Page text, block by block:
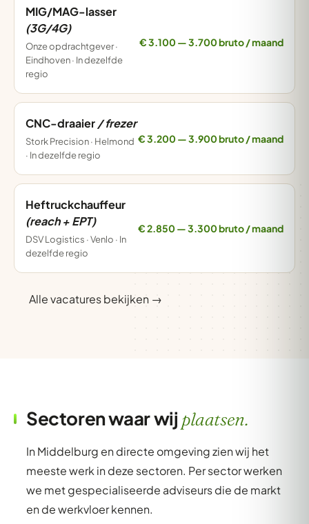
MIG/MAG-lasser
(3G/4G)
Onze opdrachtgever ·
Eindhoven · In dezelfde
regio
€ 3.100 — 3.700 bruto / maand
CNC-draaier / frezer
Stork Precision · Helmond
· In dezelfde regio
€ 3.200 — 3.900 bruto / maand
Heftruckchauffeur
(reach + EPT)
DSV Logistics · Venlo · In
dezelfde regio
€ 2.850 — 3.300 bruto / maand
Alle vacatures bekijken →
Sectoren waar wij plaatsen.
In Middelburg en directe omgeving zien wij het
meeste werk in deze sectoren. Per sector werken
we met gespecialiseerde adviseurs die de markt
en de werkvloer kennen.